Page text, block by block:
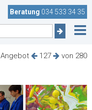
Beratung 034 533 34 35
Angebot 127 von 280